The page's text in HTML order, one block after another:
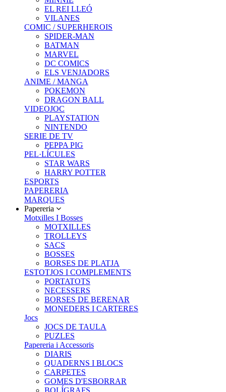
EL REI LLEÓ
VILANES
COMIC / SUPERHEROIS
SPIDER-MAN
BATMAN
MARVEL
DC COMICS
ELS VENJADORS
ANIME / MANGA
POKEMON
DRAGON BALL
VIDEOJOC
PLAYSTATION
NINTENDO
SERIE DE TV
PEPPA PIG
PEL·LÍCULES
STAR WARS
HARRY POTTER
ESPORTS
PAPERERIA
MARQUES
Papereria
Motxilles I Bosses
MOTXILLES
TROLLEYS
SACS
BOSSES
BORSES DE PLATJA
ESTOTJOS I COMPLEMENTS
PORTATOTS
NECESSERS
BORSES DE BERENAR
MONEDERS I CARTERES
Jocs
JOCS DE TAULA
PUZLES
Papereria i Accessoris
DIARIS
QUADERNS I BLOCS
CARPETES
GOMES D'ESBORRAR
BOLÍGRAFS